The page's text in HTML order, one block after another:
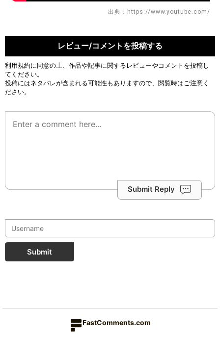
出典：https://www.youtube.com/
レビュー/コメントを投稿する
利用規約に同意の上、作品や記事に関するレビューやコメントを投稿し
てください。
投稿にはネタバレが含まれる可能性もありますので、閲覧時はご注意く
ださい。
Submit Reply
Submit
FastComments.com